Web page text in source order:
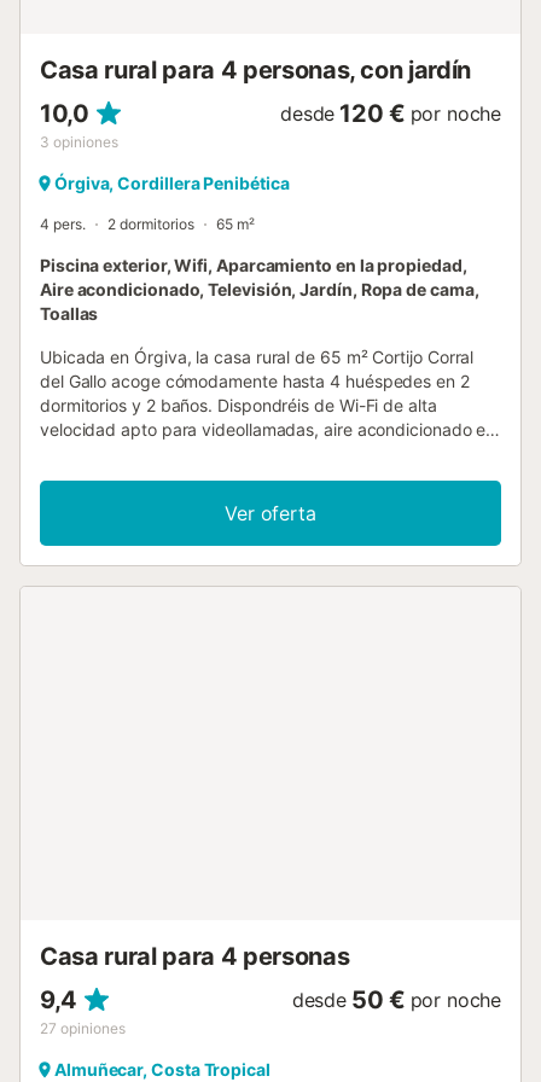
Casa rural para 4 personas, con jardín
10,0
3 opiniones
desde 120 € por noche
Órgiva, Cordillera Penibética
4 pers. 2 dormitorios 65 m²
Piscina exterior, Wifi, Aparcamiento en la propiedad,
Aire acondicionado, Televisión, Jardín, Ropa de cama,
Toallas
Ubicada en Órgiva, la casa rural de 65 m² Cortijo Corral
del Gallo acoge cómodamente hasta 4 huéspedes en 2
dormitorios y 2 baños. Dispondréis de Wi-Fi de alta
velocidad apto para videollamadas, aire acondicionado en
un espacio de trabajo. La cocina cuenta con cafetera, y
las familias con niños agradecerán la cuna, la trona y frutas
locales durante vuestra estancia. Salid para disfrutar de
jardín privado, barbacoa privada y terraza privada. La
Ver oferta
Casa rural para 4 personas
9,4
27 opiniones
desde 50 € por noche
Almuñecar, Costa Tropical